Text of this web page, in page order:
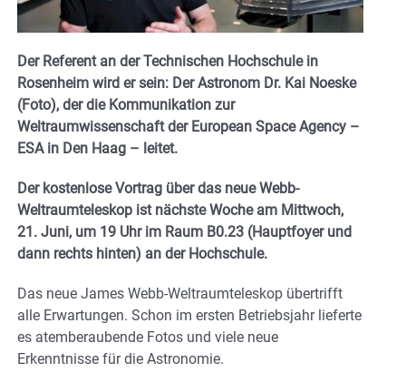
Der Referent an der Technischen Hochschule in
Rosenheim wird er sein: Der Astronom Dr. Kai Noeske
(Foto), der die Kommunikation zur
Weltraumwissenschaft der European Space Agency –
ESA in Den Haag – leitet.
Der kostenlose Vortrag über das neue Webb-
Weltraumteleskop ist nächste Woche am Mittwoch,
21. Juni, um 19 Uhr im Raum B0.23 (Hauptfoyer und
dann rechts hinten) an der Hochschule.
Das neue James Webb-Weltraumteleskop übertrifft
alle Erwartungen. Schon im ersten Betriebsjahr lieferte
es atemberaubende Fotos und viele neue
Erkenntnisse für die Astronomie.